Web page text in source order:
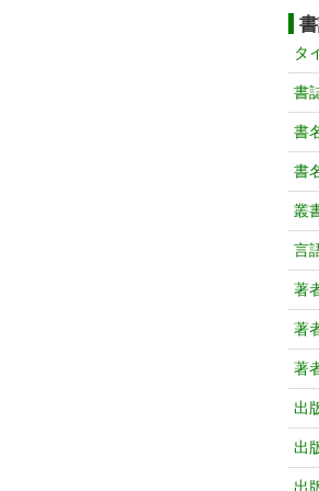
タ
書
書
書
叢
言
著
著
著
出
出
出